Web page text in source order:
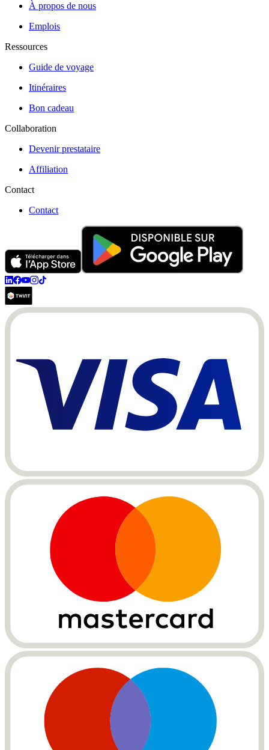
À propos de nous
Emplois
Ressources
Guide de voyage
Itinéraires
Bon cadeau
Collaboration
Devenir prestataire
Affiliation
Contact
Contact